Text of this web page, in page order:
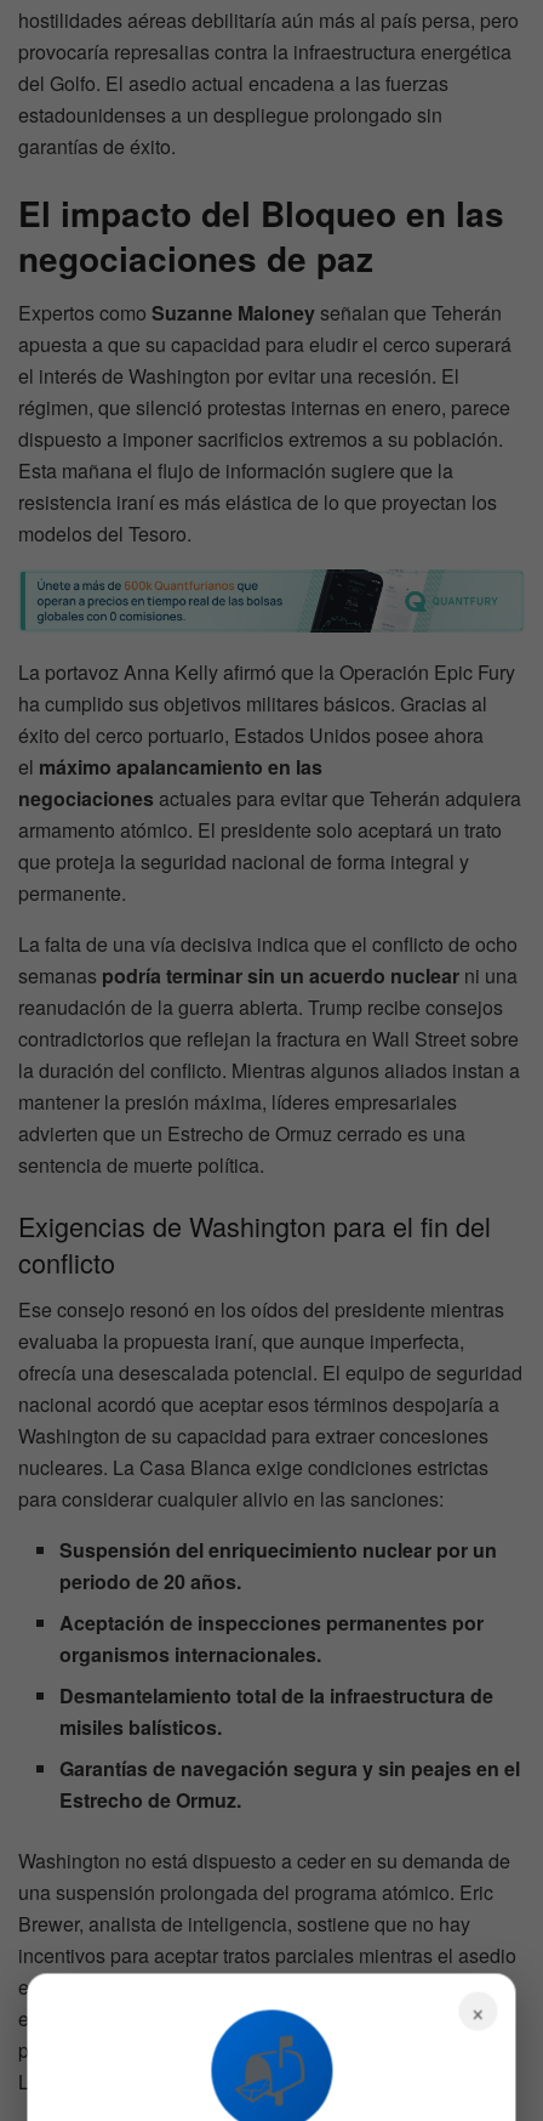
hostilidades aéreas debilitaría aún más al país persa, pero
provocaría represalias contra la infraestructura energética
del Golfo. El asedio actual encadena a las fuerzas
estadounidenses a un despliegue prolongado sin
garantías de éxito.
El impacto del Bloqueo en las
negociaciones de paz
Expertos como Suzanne Maloneyseñalan que Teherán
apuesta a que su capacidad para eludir el cerco superará
el interés de Washington por evitar una recesión. El
régimen, que silenció protestas internas en enero, parece
dispuesto a imponer sacrificios extremos a su población.
Esta mañana el flujo de información sugiere que la
resistencia iraní es más elástica de lo que proyectan los
modelos del Tesoro.
La portavoz Anna Kelly afirmó que la Operación Epic Fury
ha cumplido sus objetivos militares básicos. Gracias al
éxito del cerco portuario, Estados Unidos posee ahora
el máximo apalancamiento en las
negociaciones actuales para evitar que Teherán adquiera
armamento atómico. El presidente solo aceptará un trato
que proteja la seguridad nacional de forma integral y
permanente.
La falta de una vía decisiva indica que el conflicto de ocho
semanas podría terminar sin un acuerdo nuclear ni una
reanudación de la guerra abierta. Trump recibe consejos
contradictorios que reflejan la fractura en Wall Street sobre
la duración del conflicto. Mientras algunos aliados instan a
mantener la presión máxima, líderes empresariales
advierten que un Estrecho de Ormuz cerrado es una
sentencia de muerte política.
Exigencias de Washington para el fin del
conflicto
Ese consejo resonó en los oídos del presidente mientras
evaluaba la propuesta iraní, que aunque imperfecta,
ofrecía una desescalada potencial. El equipo de seguridad
nacional acordó que aceptar esos términos despojaría a
Washington de su capacidad para extraer concesiones
nucleares. La Casa Blanca exige condiciones estrictas
para considerar cualquier alivio en las sanciones:
Suspensión del enriquecimiento nuclear por un
periodo de 20 años.
Aceptación de inspecciones permanentes por
organismos internacionales.
Desmantelamiento total de la infraestructura de
misiles balísticos.
Garantías de navegación segura y sin peajes en el
Estrecho de Ormuz.
Washington no está dispuesto a ceder en su demanda de
una suspensión prolongada del programa atómico. Eric
Brewer, analista de inteligencia, sostiene que no hay
incentivos para aceptar tratos parciales mientras el asedio
económico siga generando problemas internos graves en
el adversario. Las conversaciones en Pakistán
permanecen estancadas a la espera de una respuesta del
Líder Supremo Mojtaba Jamenei.
×
📬